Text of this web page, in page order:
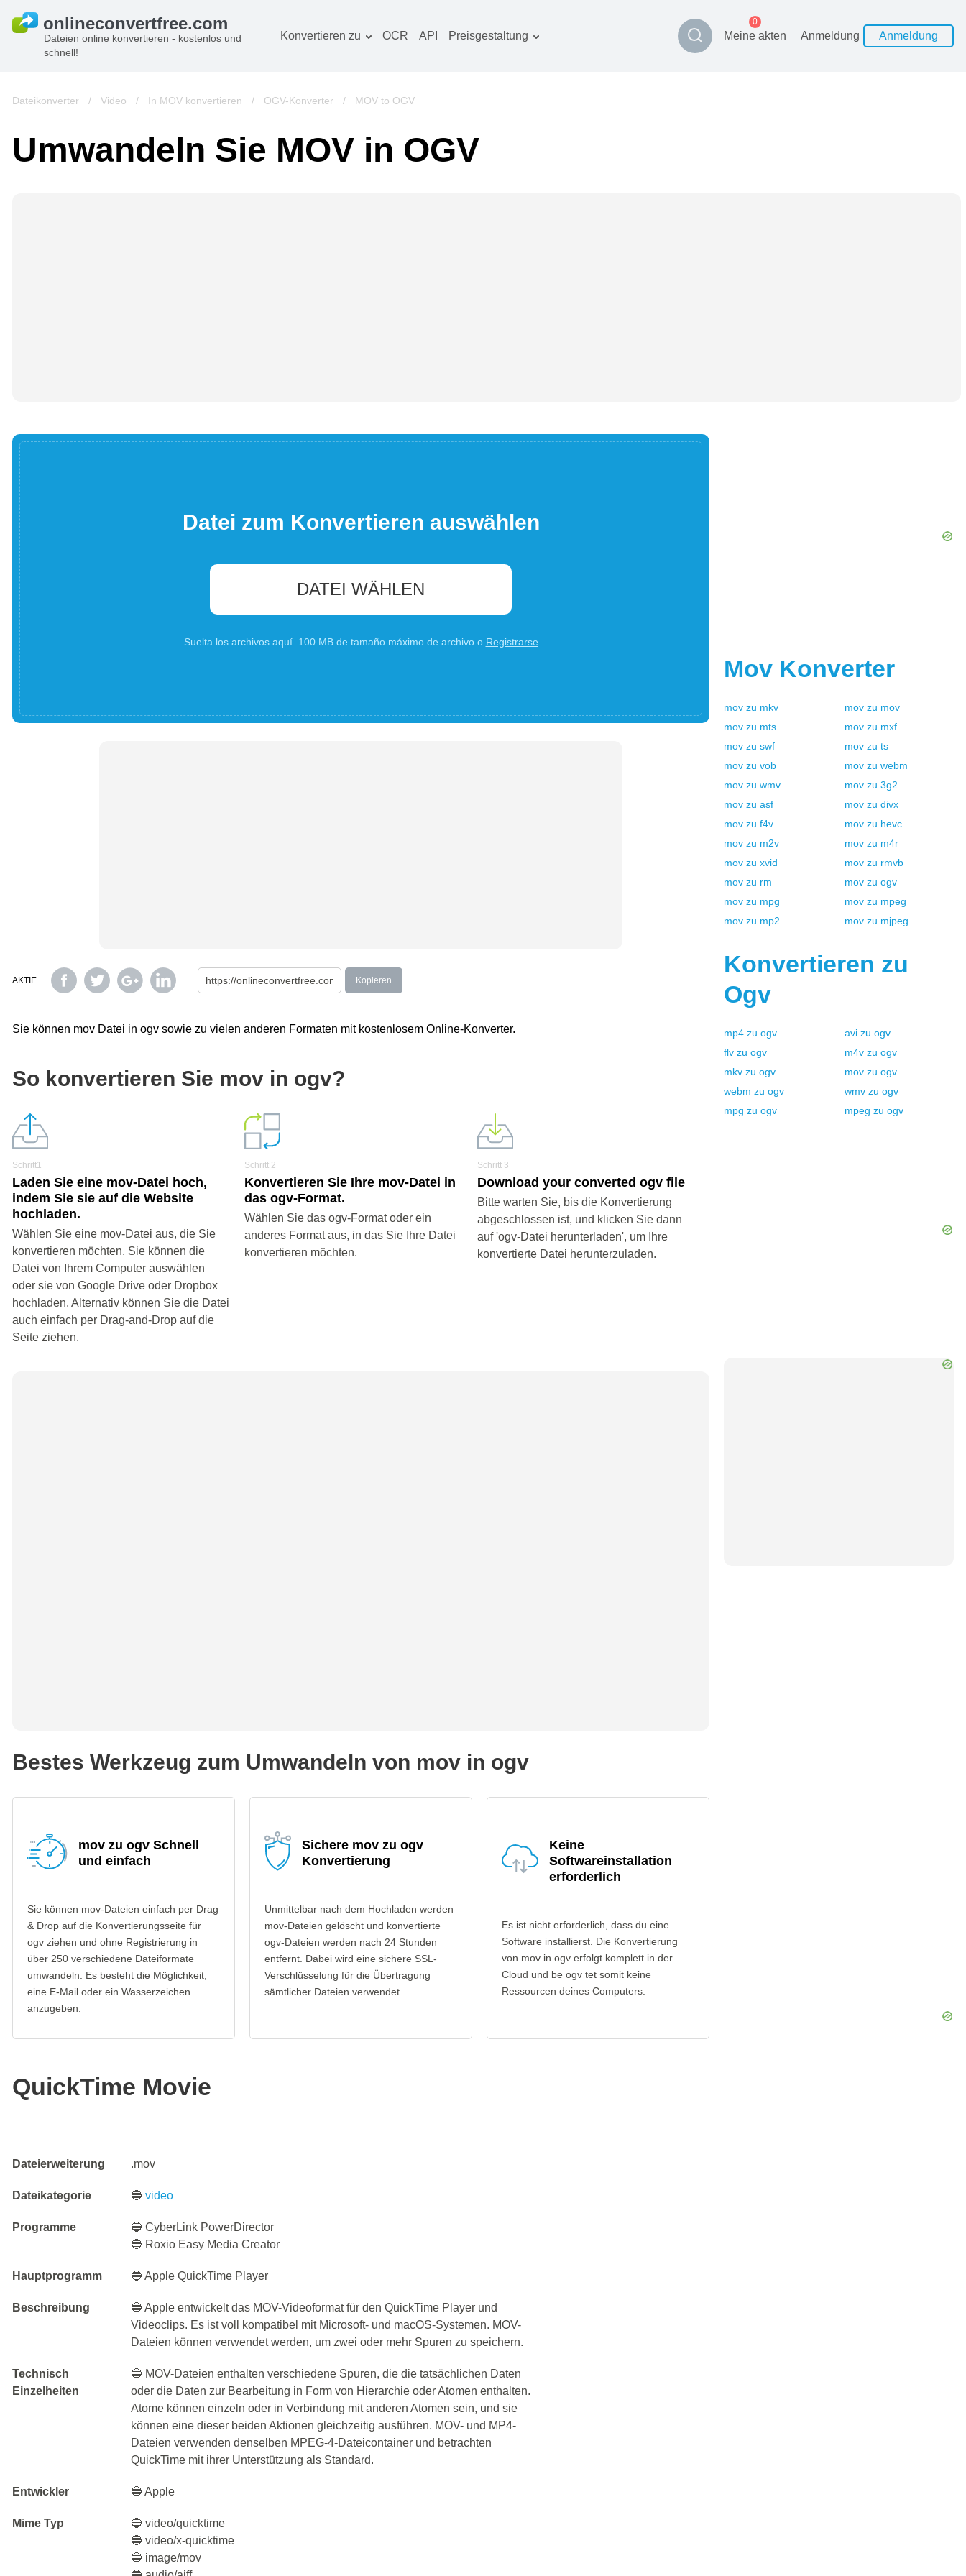
Dateien online konvertieren - kostenlos und
schnell!
Konvertieren zu
Bilderkonverter
Bücherkonverter
OCR API Preisgestaltung Meine akten
0
Anmeldung Anmeldung
Dateikonverter / Video / In MOV konvertieren / OGV-Konverter / MOV to OGV
Umwandeln Sie MOV in OGV
Datei zum Konvertieren auswählen
DATEI WÄHLEN
Suelta los archivos aquí. 100 MB de tamaño máximo de archivo o Registrarse
AKTIE Kopieren
Sie können mov Datei in ogv sowie zu vielen anderen Formaten mit kostenlosem Online-Konverter.
So konvertieren Sie mov in ogv?
Schritt1
Laden Sie eine mov-Datei hoch,
indem Sie sie auf die Website
hochladen.
Wählen Sie eine mov-Datei aus, die Sie
konvertieren möchten. Sie können die
Datei von Ihrem Computer auswählen
oder sie von Google Drive oder Dropbox
hochladen. Alternativ können Sie die Datei
auch einfach per Drag-and-Drop auf die
Seite ziehen.
Schritt 2
Konvertieren Sie Ihre mov-Datei in
das ogv-Format.
Wählen Sie das ogv-Format oder ein
anderes Format aus, in das Sie Ihre Datei
konvertieren möchten.
Schritt 3
Download your converted ogv file
Bitte warten Sie, bis die Konvertierung
abgeschlossen ist, und klicken Sie dann
auf 'ogv-Datei herunterladen', um Ihre
konvertierte Datei herunterzuladen.
Bestes Werkzeug zum Umwandeln von mov in ogv
mov zu ogv Schnell
und einfach
Sie können mov-Dateien einfach per Drag
& Drop auf die Konvertierungsseite für
ogv ziehen und ohne Registrierung in
über 250 verschiedene Dateiformate
umwandeln. Es besteht die Möglichkeit,
eine E-Mail oder ein Wasserzeichen
anzugeben.
Sichere mov zu ogv
Konvertierung
Unmittelbar nach dem Hochladen werden
mov-Dateien gelöscht und konvertierte
ogv-Dateien werden nach 24 Stunden
entfernt. Dabei wird eine sichere SSL-
Verschlüsselung für die Übertragung
sämtlicher Dateien verwendet.
Keine
Softwareinstallation
erforderlich
Es ist nicht erforderlich, dass du eine
Software installierst. Die Konvertierung
von mov in ogv erfolgt komplett in der
Cloud und be ogv tet somit keine
Ressourcen deines Computers.
QuickTime Movie
Dateierweiterung .mov
Dateikategorie 🔵video
Programme
🔵 CyberLink PowerDirector
🔵 Roxio Easy Media Creator
Hauptprogramm 🔵 Apple QuickTime Player
Beschreibung
🔵 Apple entwickelt das MOV-Videoformat für den QuickTime Player und
Videoclips. Es ist voll kompatibel mit Microsoft- und macOS-Systemen. MOV-
Dateien können verwendet werden, um zwei oder mehr Spuren zu speichern.
Technisch
Einzelheiten
🔵 MOV-Dateien enthalten verschiedene Spuren, die die tatsächlichen Daten
oder die Daten zur Bearbeitung in Form von Hierarchie oder Atomen enthalten.
Atome können einzeln oder in Verbindung mit anderen Atomen sein, und sie
können eine dieser beiden Aktionen gleichzeitig ausführen. MOV- und MP4-
Dateien verwenden denselben MPEG-4-Dateicontainer und betrachten
QuickTime mit ihrer Unterstützung als Standard.
Entwickler 🔵 Apple
Mime Typ
🔵 video/quicktime
🔵 video/x-quicktime
🔵 image/mov
Mov Konverter
mov zu mkv mov zu mov
mov zu mts mov zu mxf
mov zu swf mov zu ts
mov zu vob mov zu webm
mov zu wmv mov zu 3g2
mov zu asf mov zu divx
mov zu f4v mov zu hevc
mov zu m2v mov zu m4r
mov zu xvid mov zu rmvb
mov zu rm mov zu ogv
mov zu mpg mov zu mpeg
mov zu mp2 mov zu mjpeg
Konvertieren zu
Ogv
mp4 zu ogv avi zu ogv
flv zu ogv m4v zu ogv
mkv zu ogv mov zu ogv
webm zu ogv wmv zu ogv
mpg zu ogv mpeg zu ogv